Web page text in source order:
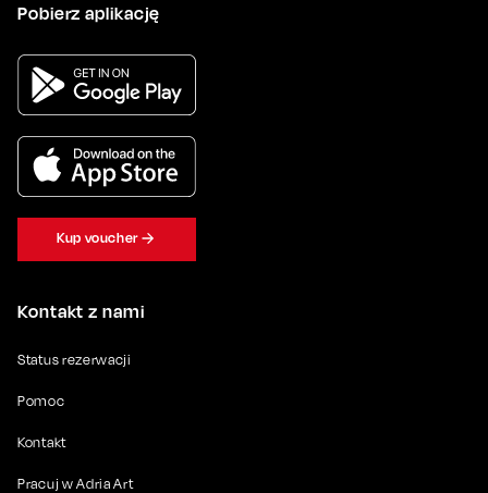
Kontakt z nami
Status rezerwacji
Pomoc
Kontakt
Pracuj w Adria Art
Pobierz aplikację
Kup voucher